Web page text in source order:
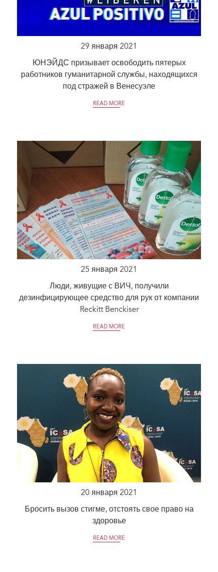
29 января 2021
ЮНЭЙДС призывает освободить пятерых
работников гуманитарной службы, находящихся
под стражей в Венесуэле
READ MORE
25 января 2021
Люди, живущие с ВИЧ, получили
дезинфицирующее средство для рук от компании
Reckitt Benckiser
READ MORE
20 января 2021
Бросить вызов стигме, отстоять свое право на
здоровье
READ MORE